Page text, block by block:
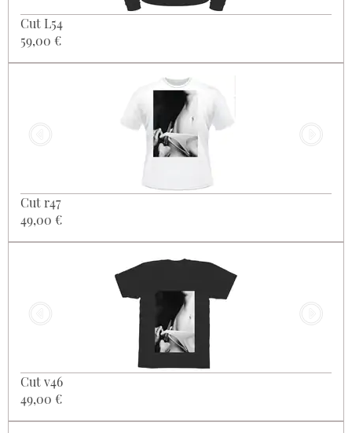
Cut L54
59,00 €
Cut r47
49,00 €
Cut v46
49,00 €